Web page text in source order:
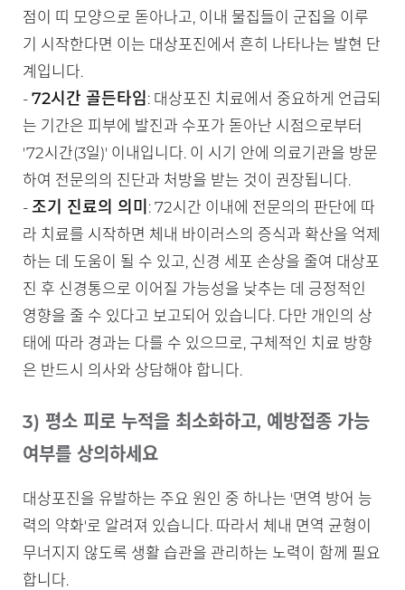
점이 띠 모양으로 돋아나고, 이내 물집들이 군집을 이루
기 시작한다면 이는 대상포진에서 흔히 나타나는 발현 단
계입니다.
- 72시간 골든타임: 대상포진 치료에서 중요하게 언급되
는 기간은 피부에 발진과 수포가 돋아난 시점으로부터
'72시간(3일)' 이내입니다. 이 시기 안에 의료기관을 방문
하여 전문의의 진단과 처방을 받는 것이 권장됩니다.
- 조기 진료의 의미 : 72시간 이내에 전문의의 판단에 따
라 치료를 시작하면 체내 바이러스의 증식과 확산을 억제
하는 데 도움이 될 수 있고, 신경 세포 손상을 줄여 대상포
진 후 신경통으로 이어질 가능성을 낮추는 데 긍정적인
영향을 줄 수 있다고 보고되어 있습니다. 다만 개인의 상
태에 따라 경과는 다를 수 있으므로, 구체적인 치료 방향
은 반드시 의사와 상담해야 합니다.
3) 평소 피로 누적을 최소화하고, 예방접종 가능
여부를 상의하세요
대상포진을 유발하는 주요 원인 중 하나는 '면역 방어 능
력의 약화'로 알려져 있습니다. 따라서 체내 면역 균형이
무너지지 않도록 생활 습관을 관리하는 노력이 함께 필요
합니다.